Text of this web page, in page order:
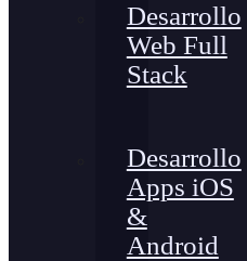
Desarrollo
Web Full
Stack
Desarrollo
Apps iOS
&
Android